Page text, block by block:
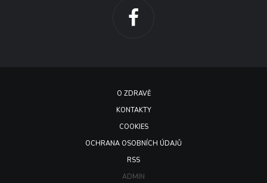
O ZDRAVĚ
KONTAKTY
COOKIES
OCHRANA OSOBNÍCH ÚDAJŮ
RSS
ADMIN